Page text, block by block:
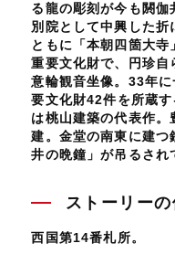
る龍の彫刻が今も閼伽
別院として中興した折
ともに「本朝四箇大
重要文化財で、円珍自
意輪観音坐像。33年
要文化財42件を所蔵
は桃山建築の代表作。
建。金堂の南東に建つ
井の晩鐘」が吊るされ
ストーリー
西国第14番札所。